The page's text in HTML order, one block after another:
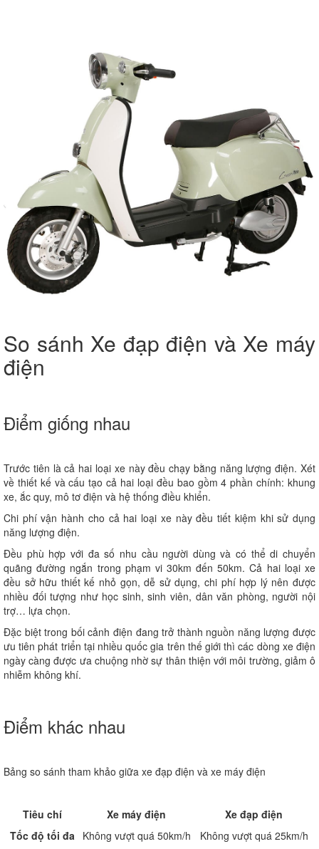
So sánh Xe đạp điện và Xe máy
điện
Điểm giống nhau
Trước tiên là cả hai loại xe này đều chạy bằng năng lượng điện. Xét
về thiết kế và cấu tạo cả hai loại đều bao gồm 4 phần chính: khung
xe, ắc quy, mô tơ điện và hệ thống điều khiển.
Chi phí vận hành cho cả hai loại xe này đều tiết kiệm khi sử dụng
năng lượng điện.
Đều phù hợp với đa số nhu cầu người dùng và có thể di chuyển
quãng đường ngắn trong phạm vi 30km đến 50km. Cả hai loại xe
đều sở hữu thiết kế nhỏ gọn, dễ sử dụng, chi phí hợp lý nên được
nhiều đối tượng như học sinh, sinh viên, dân văn phòng, người nội
trợ… lựa chọn.
Đặc biệt trong bối cảnh điện đang trở thành nguồn năng lượng được
ưu tiên phát triển tại nhiều quốc gia trên thế giới thì các dòng xe điện
ngày càng được ưa chuộng nhờ sự thân thiện với môi trường, giảm ô
nhiễm không khí.
Điểm khác nhau
Bảng so sánh tham khảo giữa xe đạp điện và xe máy điện
Tiêu chí Xe máy điện
Xe đạp điện
Tốc độ tối đa
Không vượt quá 50km/h
Không vượt quá 25km/h